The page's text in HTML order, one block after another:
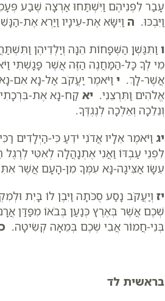
עָבַר לִפְנֵיהֶם וַיִּשְׁתַּחוּ אַרְצָה שֶׁבַע
וַיִּבְכּוּ. ה וַיִּשָּׂא אֶת-עֵינָיו וַיַּרְא אֶת-
ו וַתִּגַּשְׁןָ הַשְּׁפָחוֹת הֵנָּה וְיַלְדֵיהֶן
מִי לְךָ כָּל-הַמַּחֲנֶה הַזֶּה אֲשֶׁר פָּגָשְׁתִּי
אֲשֶׁר-לָךְ. י וַיֹּאמֶר יַעֲקֹב אַל-נָא אִם-
אֱלֹהִים וַתִּרְצֵנִי. יא קַח-נָא אֶת-בִּרְכָתִי
וְנֵלֵכָה וְאֵלְכָה לְנֶגְדֶּךָ.
יג וַיֹּאמֶר אֵלָיו אֲדֹנִי יֹדֵעַ כִּי-הַיְלָדִים
לִפְנֵי עַבְדּוֹ וַאֲנִי אֶתְנָהֲלָה לְאִטִּי
עֵשָׂו אַצִּיגָה-נָּא עִמְּךָ מִן-הָעָם אֲשֶׁר
יז וְיַעֲקֹב נָסַע סֻכֹּתָה וַיִּבֶן לוֹ בָּיִת
שְׁכֶם אֲשֶׁר בְּאֶרֶץ כְּנַעַן בְּבֹאוֹ מִפַּדַּן
בְּנֵי-חֲמוֹר אֲבִי שְׁכֶם בְּמֵאָה קְשִׂיטָה. כ
בראשית לד